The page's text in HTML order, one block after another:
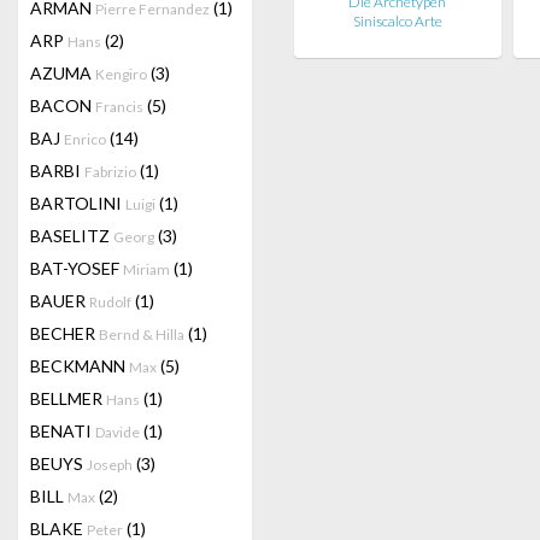
ARMAN Pierre Fernandez (1)
ARP Hans (2)
AZUMA Kengiro (3)
BACON Francis (5)
BAJ Enrico (14)
BARBI Fabrizio (1)
BARTOLINI Luigi (1)
BASELITZ Georg (3)
BAT-YOSEF Miriam (1)
BAUER Rudolf (1)
BECHER Bernd & Hilla (1)
BECKMANN Max (5)
BELLMER Hans (1)
BENATI Davide (1)
BEUYS Joseph (3)
BILL Max (2)
BLAKE Peter (1)
Siniscalco Arte